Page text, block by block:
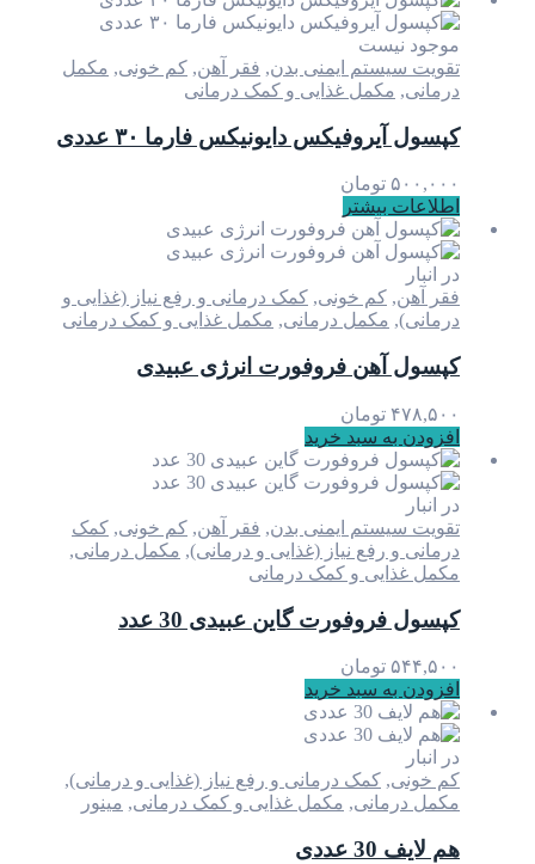
موجود نیست
تقویت سیستم ایمنی بدن, فقر آهن, کم خونی, مکمل
درمانی, مکمل غذایی و کمک درمانی
کپسول آیروفیکس دایونیکس فارما ۳۰ عددی
۵۰۰,۰۰۰ تومان
اطلاعات بیشتر
در انبار
فقر آهن, کم خونی, کمک درمانی و رفع نیاز (غذایی و
درمانی), مکمل درمانی, مکمل غذایی و کمک درمانی
کپسول آهن فروفورت انرژی عبیدی
۴۷۸,۵۰۰ تومان
افزودن به سبد خرید
در انبار
تقویت سیستم ایمنی بدن, فقر آهن, کم خونی, کمک
درمانی و رفع نیاز (غذایی و درمانی), مکمل درمانی,
مکمل غذایی و کمک درمانی
کپسول فروفورت گاین عبیدی 30 عدد
۵۴۴,۵۰۰ تومان
افزودن به سبد خرید
در انبار
کم خونی, کمک درمانی و رفع نیاز (غذایی و درمانی),
مکمل درمانی, مکمل غذایی و کمک درمانی, مینور
هم لایف 30 عددی